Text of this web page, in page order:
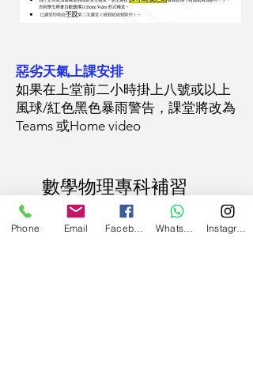
惡劣天氣上課安排
如果在上堂前二小時掛上八號或以上
風球/紅色黑色暴雨警告，課堂將改為
Teams 或Home video
​數學物理專科補習
Crystal lee
Phone Email